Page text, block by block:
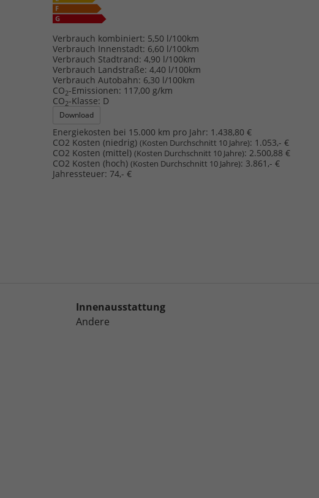
Verbrauch kombiniert: 5,50 l/100km
Verbrauch Innenstadt: 6,60 l/100km
Verbrauch Stadtrand: 4,90 l/100km
Verbrauch Landstraße: 4,40 l/100km
Verbrauch Autobahn: 6,30 l/100km
CO2-Emissionen: 117,00 g/km
CO2-Klasse: D
Download
Energiekosten bei 15.000 km pro Jahr: 1.438,80 €
CO2 Kosten (niedrig) (Kosten Durchschnitt 10 Jahre): 1.053,- €
CO2 Kosten (mittel) (Kosten Durchschnitt 10 Jahre): 2.500,88 €
CO2 Kosten (hoch) (Kosten Durchschnitt 10 Jahre): 3.861,- €
Jahressteuer: 74,- €
Innenausstattung
Andere